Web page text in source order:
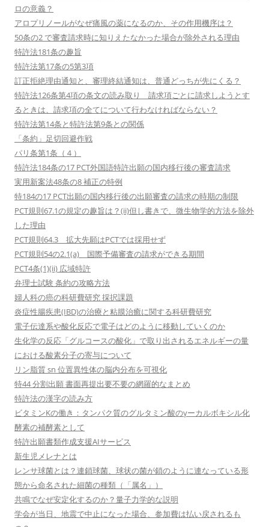
ロの意義？
アロプリノールがなぜ痛風の薬になるのか、その作用機序は？
50条の2 で審査請求時に知りえたなかった場合が除外される理由
特許法181条の趣旨
特許法第17条の5第3項
訂正拒絶理由通知と、審理終結通知は、普通どっちが先にくる？
特許法126条第4項の条文の読み取り 請求項ごとに請求しようとす
るときは、請求項の全てについて行わなければならない？
特許法第14条と特許法第9条との関係
「条約」足切回避作戦
パリ条第1条（４）
特許法184条の17 PCT外国語特許出願の国内移行後の審査請求
実用新案法48条の8 補正の特例
特184の17 PCT出願の国内移行後の出願審査の請求の時期の制限
PCT規則67.1の規定の趣旨は？(ii)但し書きで、微生物学的方法を除外
した理由
PCT規則64.3 拡大先願はPCTでは採用せず
PCT規則54の2.1(a) 国際予備審査の請求ができる期間
PCT4条(1)(ii) 広域特許
弁理士試験 条約の攻略方法
婦人科の癌の科研費研究 採択課題
炎症性腸疾患(IBD)の治療と粘膜治癒に関する科研費研究
電子伝達系や酸化反応で電子はどのように移動していくのか
生化学の反応「グルコースの酸化」で取り出されるエネルギーの量
における酸素分子の寄与について
リン脂質 sn 位置異性体の脳内分布を可視化
特44 分割出願 書面再提出要不要の網羅的なまとめ
特許法の漢字の読み方
ビタミンKの働き：タンパク質のグルタミン酸のγーカルボキシル化
酵素の補酵素として
特許出願書類作成支援AIサービス
新生児メレナとは
レンサ球菌とは？連鎖球菌、球状の菌が鎖のように連なっている形
態から命名された細菌の種類（「属名」）
共鳴でなぜ安定化するのか？量子力学的な説明
学会が当日、地震で中止になった場合、参加費は払い戻されるも